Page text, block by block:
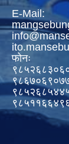
E-Mail:
फोनः
९८६७०६९०७७